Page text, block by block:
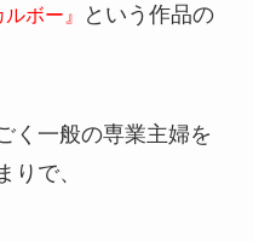
ルボー』
という作品の
く一般の専業主婦を
りで、